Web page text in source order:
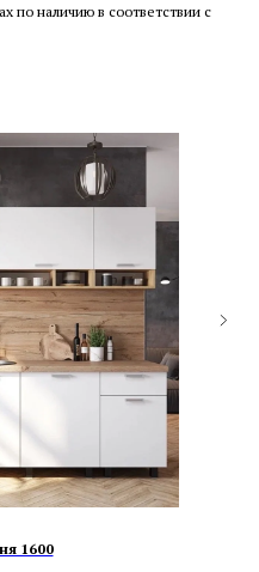
по наличию в соответствии с
1600